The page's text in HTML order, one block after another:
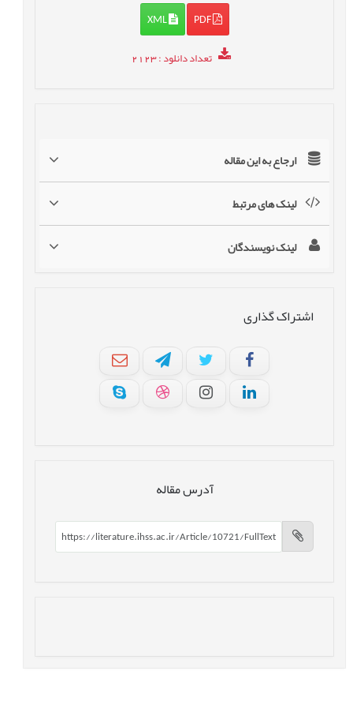
PDF
XML
تعداد دانلود: 2123
ارجاع به این مقاله
لینک های مرتبط
لینک نویسندگان
اشتراک گذاری
آدرس مقاله